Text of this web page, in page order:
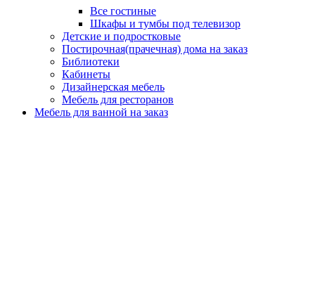
Все гостиные
Шкафы и тумбы под телевизор
Детские и подростковые
Постирочная(прачечная) дома на заказ
Библиотеки
Кабинеты
Дизайнерская мебель
Мебель для ресторанов
Мебель для ванной на заказ